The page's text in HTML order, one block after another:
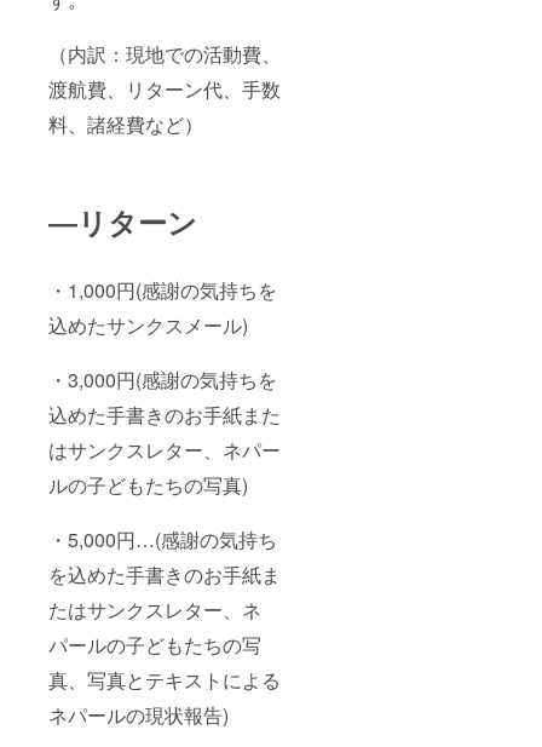
（内訳：現地での活動費、
渡航費、リターン代、手数
料、諸経費など）
―リターン
・1,000円(感謝の気持ちを
込めたサンクスメール)
・3,000円(感謝の気持ちを
込めた手書きのお手紙また
はサンクスレター、ネパー
ルの子どもたちの写真)
・5,000円…(感謝の気持ち
を込めた手書きのお手紙ま
たはサンクスレター、ネ
パールの子どもたちの写
真、写真とテキストによる
ネパールの現状報告)